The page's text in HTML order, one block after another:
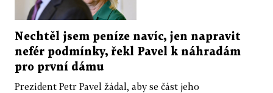
Nechtěl jsem peníze navíc, jen napravit
nefér podmínky, řekl Pavel k náhradám
pro první dámu
Prezident Petr Pavel žádal, aby se část jeho